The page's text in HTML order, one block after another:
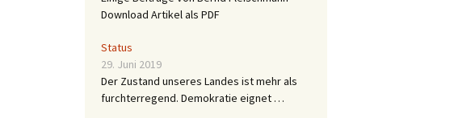
Download Artikel als PDF
Status
29. Juni 2019
Der Zustand unseres Landes ist mehr als
furchterregend. Demokratie eignet …